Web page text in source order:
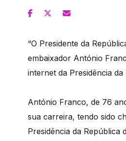
“O Presidente da
embaixador António
internet da Presidência da
António Franco, de 76
sua carreira, tendo sido
Presidência da República